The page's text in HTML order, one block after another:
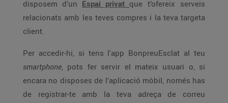
disposem d’un Espai privat que t’ofereix serveis
relacionats amb les teves compres i la teva targeta
client.
Per accedir-hi, si tens l'app BonpreuEsclat al teu
smartphone, pots fer servir el mateix usuari o, si
encara no disposes de l’aplicació mòbil, només has
de registrar-te amb la teva adreça de correu